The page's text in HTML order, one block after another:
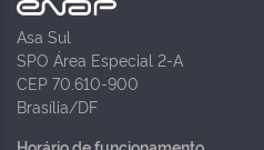
Asa Sul
SPO Área Especial 2-A
CEP 70.610-900
Brasília/DF